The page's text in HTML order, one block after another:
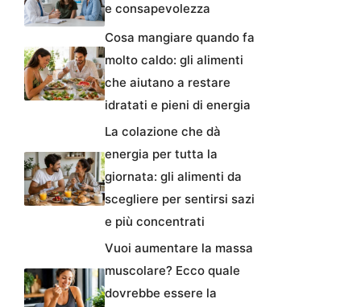
e consapevolezza
Cosa mangiare quando fa
molto caldo: gli alimenti
che aiutano a restare
idratati e pieni di energia
La colazione che dà
energia per tutta la
giornata: gli alimenti da
scegliere per sentirsi sazi
e più concentrati
Vuoi aumentare la massa
muscolare? Ecco quale
dovrebbe essere la